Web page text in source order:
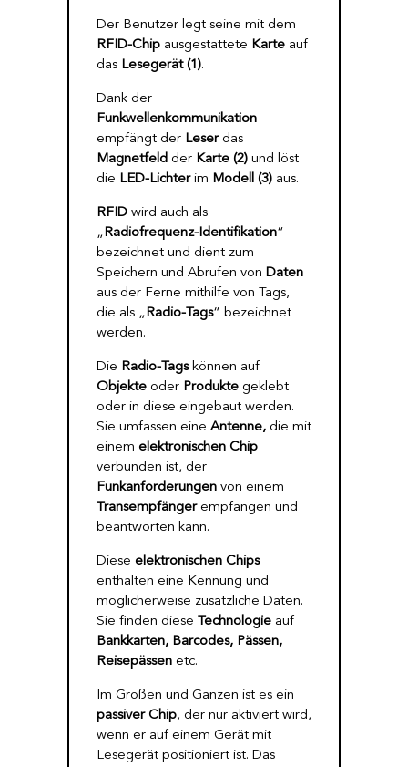
Der Benutzer legt seine mit dem
RFID-Chip ausgestattete Karte auf
das Lesegerät (1).
Dank der
Funkwellenkommunikation
empfängt der Leserdas
Magnetfeld der Karte (2) und löst
die LED-Lichterim Modell (3) aus.
RFID wird auch als
„ Radiofrequenz-Identifikation“
bezeichnet und dient zum
Speichern und Abrufen von Daten
aus der Ferne mithilfe von Tags,
die als „ Radio-Tags“ bezeichnet
werden.
Die Radio-Tagskönnen auf
Objekte oder Produkte geklebt
oder in diese eingebaut werden.
Sie umfassen eine Antenne, die mit
einem elektronischen Chip
verbunden ist, der
Funkanforderungen von einem
Transempfängerempfangen und
beantworten kann.
Diese elektronischen Chips
enthalten eine Kennung und
möglicherweise zusätzliche Daten.
Sie finden diese Technologie auf
Bankkarten, Barcodes, Pässen,
Reisepässen etc.
Im Großen und Ganzen ist es ein
passiver Chip, der nur aktiviert wird,
wenn er auf einem Gerät mit
Lesegerät positioniert ist. Das